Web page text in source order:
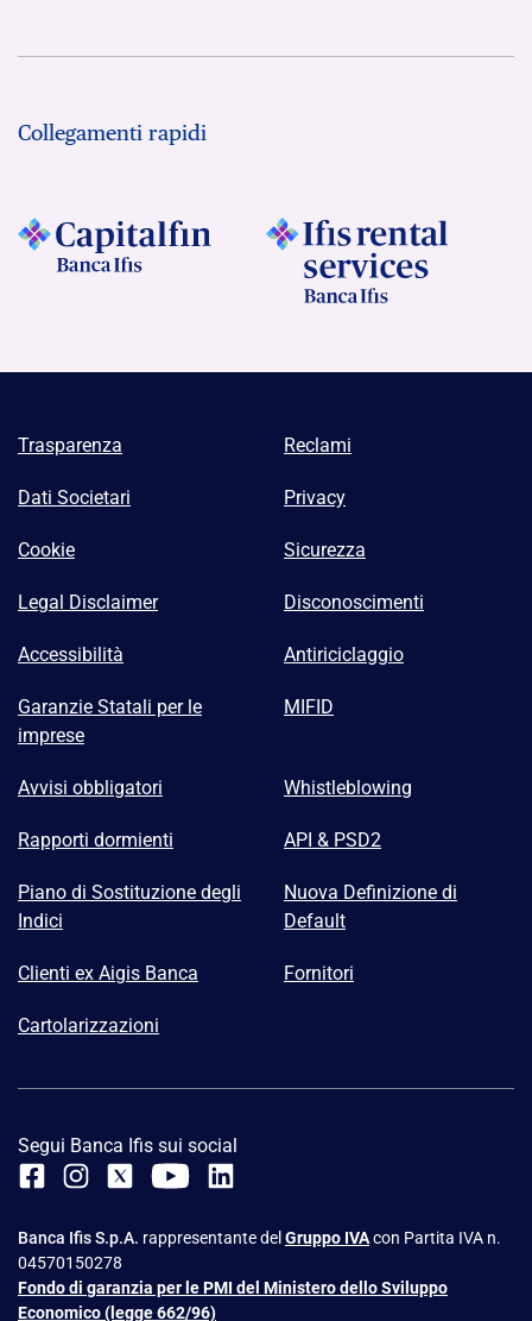
Collegamenti rapidi
Trasparenza Reclami
Dati Societari Privacy
Cookie Sicurezza
Legal Disclaimer Disconoscimenti
Accessibilità Antiriciclaggio
Garanzie Statali per le
imprese
MIFID
Avvisi obbligatori Whistleblowing
Rapporti dormienti API & PSD2
Piano di Sostituzione degli
Indici
Nuova Definizione di
Default
Clienti ex Aigis Banca Fornitori
Cartolarizzazioni
Segui Banca Ifis sui social
Banca Ifis S.p.A. rappresentante del Gruppo IVAcon Partita IVA n.
04570150278
Fondo di garanzia per le PMI del Ministero dello Sviluppo
Economico (legge 662/96)